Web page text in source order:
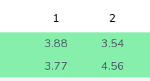
1 2
3.88 3.54
3.77 4.56